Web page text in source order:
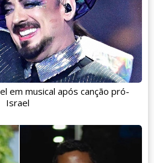
em musical após canção pró-
Israel